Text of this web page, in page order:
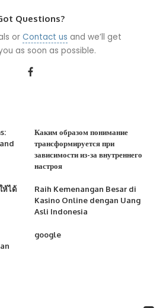
Questions?
or Contact us and we’ll get
as soon as possible.
Каким образом понимание
трансформируется при
зависимости из-за внутреннего
настроя
ห้ได้
Raih Kemenangan Besar di
Kasino Online dengan Uang
Asli Indonesia
google